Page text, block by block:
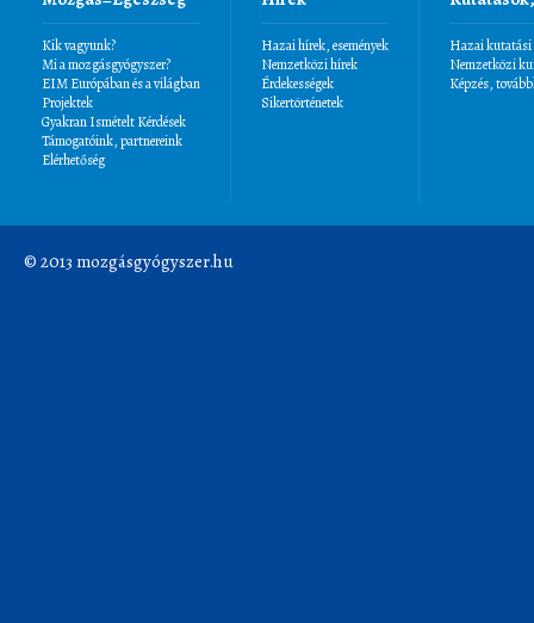
Kik vagyunk?
Mi a mozgásgyógyszer?
EIM Európában és a világban
Projektek
Gyakran Ismételt Kérdések
Támogatóink, partnereink
Elérhetőség
Hazai hírek, események
Nemzetközi hírek
Érdekességek
Sikertörténetek
Hazai kutatási
Nemzetközi
Képzés,
© 2013 mozgásgyógyszer.hu